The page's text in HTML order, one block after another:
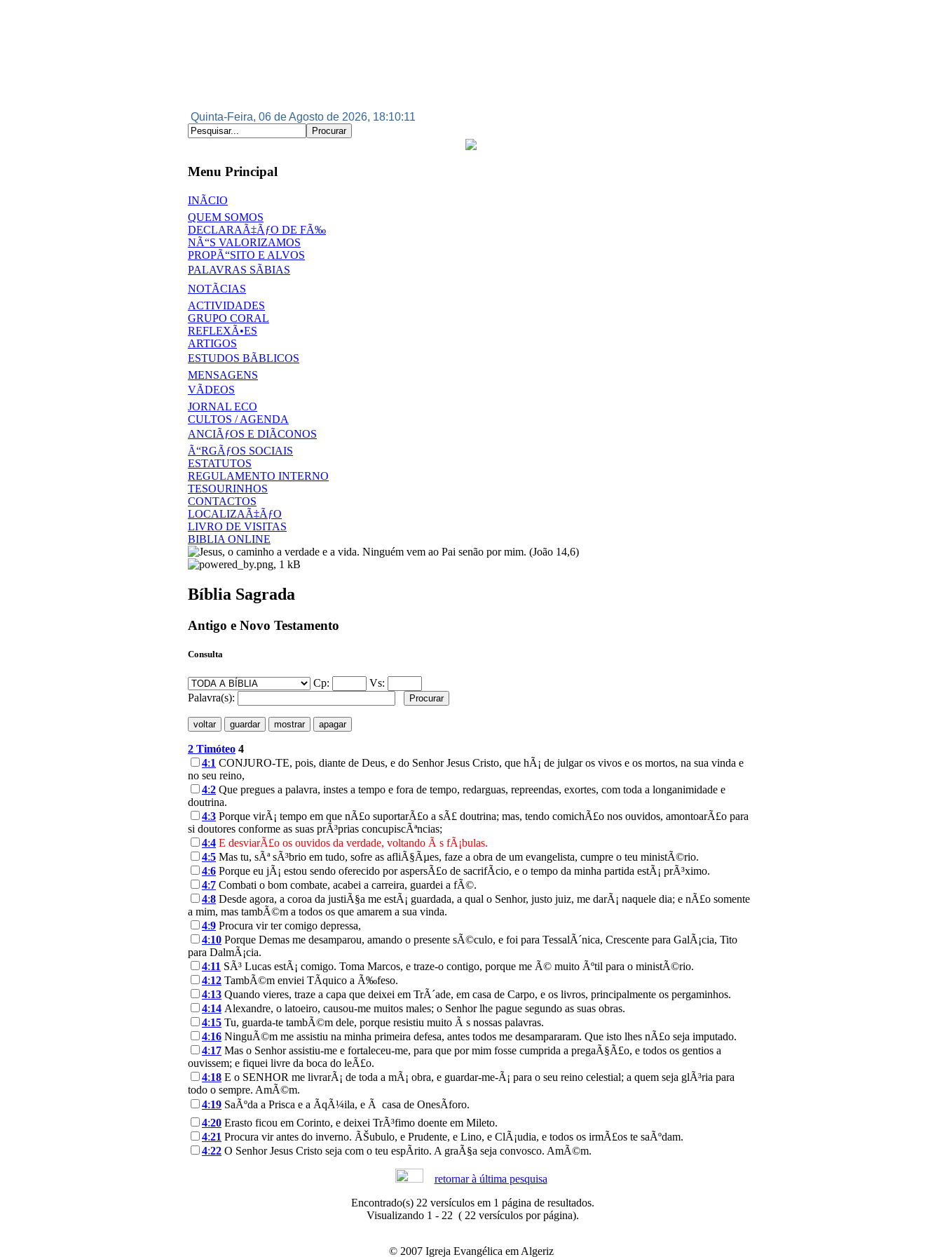
Quinta-Feira, 06 de Agosto de 2026, 18:10:11
Menu Principal
INÃCIO
QUEM SOMOS
DECLARAÃ‡ÃƒO DE FÃ‰
NÃ“S VALORIZAMOS
PROPÃ“SITO E ALVOS
PALAVRAS SÃBIAS
NOTÃCIAS
ACTIVIDADES
GRUPO CORAL
REFLEXÃ•ES
ARTIGOS
ESTUDOS BÃBLICOS
MENSAGENS
VÃDEOS
JORNAL ECO
CULTOS / AGENDA
ANCIÃƒOS E DIÃCONOS
Ã“RGÃƒOS SOCIAIS
ESTATUTOS
REGULAMENTO INTERNO
TESOURINHOS
CONTACTOS
LOCALIZAÃ‡ÃƒO
LIVRO DE VISITAS
BIBLIA ONLINE
Bíblia Sagrada
Antigo e Novo Testamento
Consulta
Cp:
Vs:
Palavra(s):
2 Timóteo 4
4:1 CONJURO-TE, pois, diante de Deus, e do Senhor Jesus Cristo, que hÃ¡ de julgar os vivos e os mortos, na sua vinda e
no seu reino,
4:2 Que pregues a palavra, instes a tempo e fora de tempo, redarguas, repreendas, exortes, com toda a longanimidade e
doutrina.
4:3 Porque virÃ¡ tempo em que nÃ£o suportarÃ£o a sÃ£ doutrina; mas, tendo comichÃ£o nos ouvidos, amontoarÃ£o para
si doutores conforme as suas prÃ³prias concupiscÃªncias;
4:4 E desviarÃ£o os ouvidos da verdade, voltando Ã s fÃ¡bulas.
4:5 Mas tu, sÃª sÃ³brio em tudo, sofre as afliÃ§Ãµes, faze a obra de um evangelista, cumpre o teu ministÃ©rio.
4:6 Porque eu jÃ¡ estou sendo oferecido por aspersÃ£o de sacrifÃ­cio, e o tempo da minha partida estÃ¡ prÃ³ximo.
4:7 Combati o bom combate, acabei a carreira, guardei a fÃ©.
4:8 Desde agora, a coroa da justiÃ§a me estÃ¡ guardada, a qual o Senhor, justo juiz, me darÃ¡ naquele dia; e nÃ£o somente
a mim, mas tambÃ©m a todos os que amarem a sua vinda.
4:9 Procura vir ter comigo depressa,
4:10 Porque Demas me desamparou, amando o presente sÃ©culo, e foi para TessalÃ´nica, Crescente para GalÃ¡cia, Tito
para DalmÃ¡cia.
4:11 SÃ³ Lucas estÃ¡ comigo. Toma Marcos, e traze-o contigo, porque me Ã© muito Ãºtil para o ministÃ©rio.
4:12 TambÃ©m enviei TÃ­quico a Ã‰feso.
4:13 Quando vieres, traze a capa que deixei em TrÃ´ade, em casa de Carpo, e os livros, principalmente os pergaminhos.
4:14 Alexandre, o latoeiro, causou-me muitos males; o Senhor lhe pague segundo as suas obras.
4:15 Tu, guarda-te tambÃ©m dele, porque resistiu muito Ã s nossas palavras.
4:16 NinguÃ©m me assistiu na minha primeira defesa, antes todos me desampararam. Que isto lhes nÃ£o seja imputado.
4:17 Mas o Senhor assistiu-me e fortaleceu-me, para que por mim fosse cumprida a pregaÃ§Ã£o, e todos os gentios a
ouvissem; e fiquei livre da boca do leÃ£o.
4:18 E o SENHOR me livrarÃ¡ de toda a mÃ¡ obra, e guardar-me-Ã¡ para o seu reino celestial; a quem seja glÃ³ria para
todo o sempre. AmÃ©m.
4:19 SaÃºda a Prisca e a ÃqÃ¼ila, e Ã casa de OnesÃ­foro.
4:20 Erasto ficou em Corinto, e deixei TrÃ³fimo doente em Mileto.
4:21 Procura vir antes do inverno. ÃŠubulo, e Prudente, e Lino, e ClÃ¡udia, e todos os irmÃ£os te saÃºdam.
4:22 O Senhor Jesus Cristo seja com o teu espÃ­rito. A graÃ§a seja convosco. AmÃ©m.
retornar à última pesquisa
Encontrado(s) 22 versículos em 1 página de resultados.
Visualizando 1 - 22 ( 22 versículos por página).
© 2007 Igreja Evangélica em Algeriz